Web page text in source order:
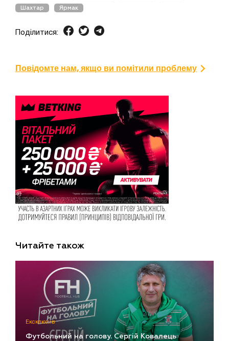
Шахтар Ярмак
Поділитися:
Повідомте нам, якщо ви помітили проблему
Читайте також
Ексклюзив
Футбольний на голову. Сергій Ковалець